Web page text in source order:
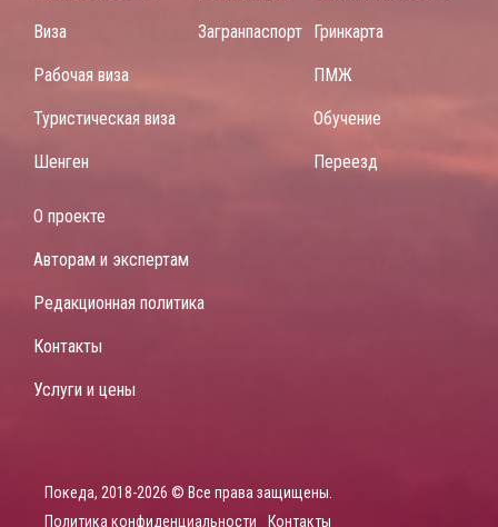
Виза
Рабочая виза
Туристическая виза
Шенген
Загранпаспорт Гринкарта
ПМЖ
Обучение
Переезд
О проекте
Авторам и экспертам
Редакционная политика
Контакты
Услуги и цены
Покеда, 2018-2026 © Все права защищены.
Политика конфиденциальности
Контакты